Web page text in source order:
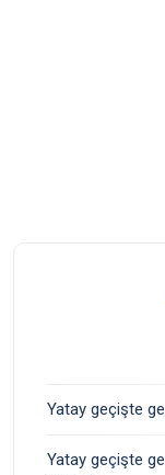
Yatay geçişte
Yatay geçişte